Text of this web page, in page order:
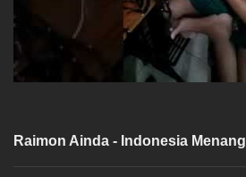
Raimon Ainda - Indonesia Menang